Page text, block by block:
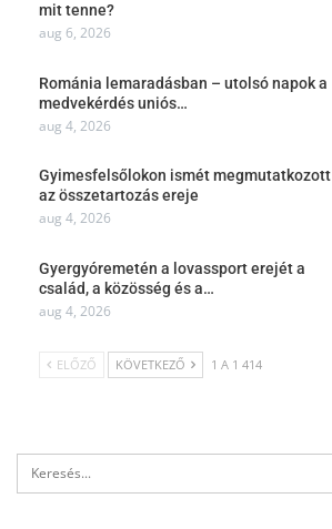
mit tenne?
aug 6, 2026
Románia lemaradásban – utolsó napok a
medvekérdés uniós…
aug 4, 2026
Gyimesfelsőlokon ismét megmutatkozott
az összetartozás ereje
aug 4, 2026
Gyergyóremetén a lovassport erejét a
család, a közösség és a…
aug 4, 2026
ELŐZŐ KÖVETKEZŐ 1 A 1 414